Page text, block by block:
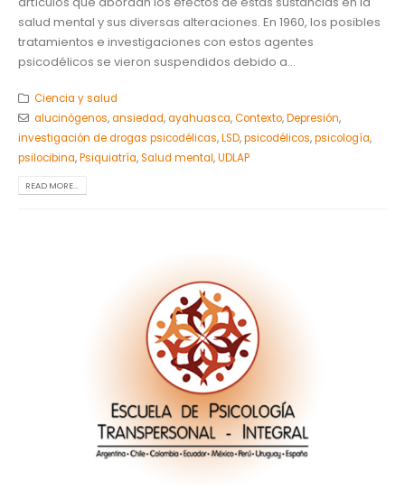
salud mental y sus diversas alteraciones. En 1960, los posibles
tratamientos e investigaciones con estos agentes
psicodélicos se vieron suspendidos debido a...
Ciencia y salud
alucinógenos,ansiedad,ayahuasca,Contexto,Depresión,
investigación de drogas psicodélicas,LSD,psicodélicos,psicología,
psilocibina,Psiquiatría,Salud mental,UDLAP
READ MORE...